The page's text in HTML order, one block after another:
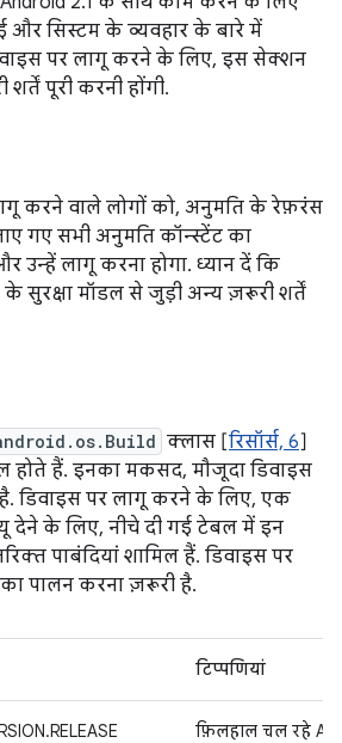
और सिस्टम के व्यवहार के बारे में
पर लागू करने के लिए, इस सेक्शन
पूरी करनी होंगी.
करने वाले लोगों को, अनुमति के रेफ़रंस
गए सभी अनुमति कॉन्स्टेंट का
उन्हें लागू करना होगा. ध्यान दें कि
सुरक्षा मॉडल से जुड़ी अन्य ज़रूरी शर्तें
क्लास [रिसॉर्स, 6]
होते हैं. इनका मकसद, मौजूदा डिवाइस
है. डिवाइस पर लागू करने के लिए, एक
देने के लिए, नीचे दी गई टेबल में इन
पाबंदियां शामिल हैं. डिवाइस पर
पालन करना ज़रूरी है.
टिप्पणियां
फ़िलहाल चल रहे